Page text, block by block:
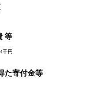
等
千円
た寄付金等